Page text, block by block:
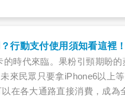
行動支付使用須知看這裡！
的時代來臨。果粉引頸期盼
來民眾只要拿iPhone6以上
在各大通路直接消費，成為